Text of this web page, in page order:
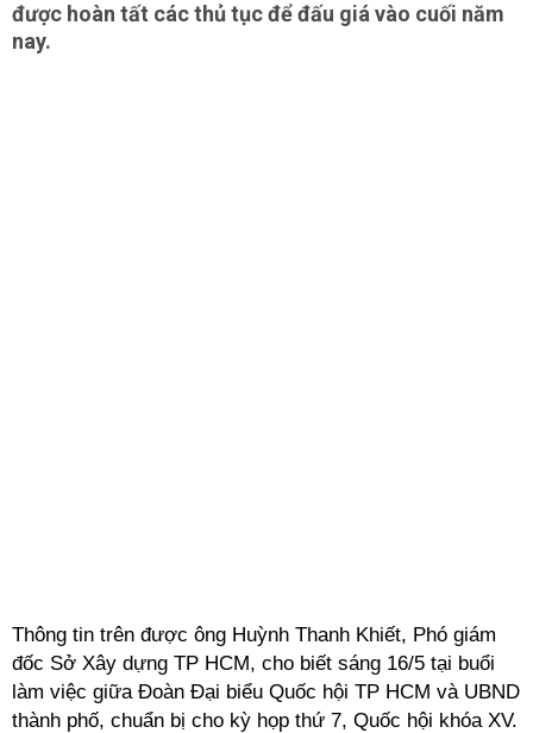
được hoàn tất các thủ tục để đấu giá vào cuối năm
nay.
Thông tin trên được ông Huỳnh Thanh Khiết, Phó giám
đốc Sở Xây dựng TP HCM, cho biết sáng 16/5 tại buổi
làm việc giữa Đoàn Đại biểu Quốc hội TP HCM và UBND
thành phố, chuẩn bị cho kỳ họp thứ 7, Quốc hội khóa XV.